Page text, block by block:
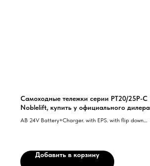
Самоходные тележки серии PT20/25P-C
Noblelift, купить у официального дилера
AB 24V Battery+Charger. with EPS. with flip down
рулевое управление
Добавить в корзину